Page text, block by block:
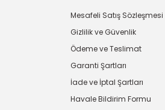
Mesafeli Satış Sözleşmesi
Gizlilik ve Güvenlik
Ödeme ve Teslimat
Garanti Şartları
İade ve İptal Şartları
Havale Bildirim Formu